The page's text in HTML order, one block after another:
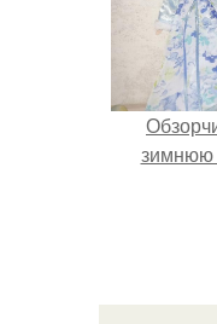
зимнюю